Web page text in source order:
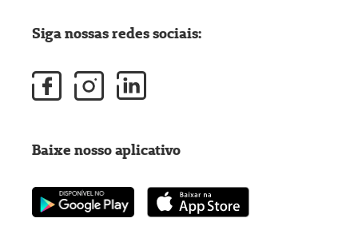
Siga nossas redes sociais:
Baixe nosso aplicativo